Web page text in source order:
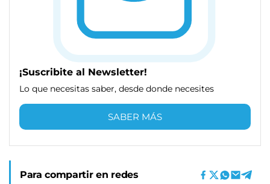
¡Suscribite al Newsletter!
Lo que necesitas saber, desde donde necesites
SABER MÁS
Para compartir en redes